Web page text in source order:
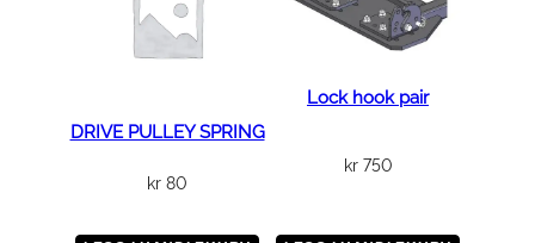
DRIVE PULLEY SPRING
kr 80
Lock hook pair
kr750